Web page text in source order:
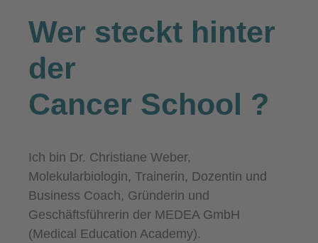
Wer steckt hinter
der
Cancer School ?
Ich bin Dr. Christiane Weber,
Molekularbiologin, Trainerin, Dozentin und
Business Coach, Gründerin und
Geschäftsführerin der MEDEA GmbH
(Medical Education Academy).